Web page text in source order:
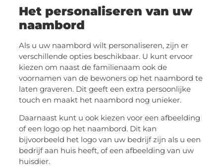
Het personaliseren van uw
naambord
Als u uw naambord wilt personaliseren, zijn er
verschillende opties beschikbaar. U kunt ervoor
kiezen om naast de familienaam ook de
voornamen van de bewoners op het naambord te
laten graveren. Dit geeft een extra persoonlijke
touch en maakt het naambord nog unieker.
Daarnaast kunt u ook kiezen voor een afbeelding
of een logo op het naambord. Dit kan
bijvoorbeeld het logo van uw bedrijf zijn als u een
bedrijf aan huis heeft, of een afbeelding van uw
huisdier.